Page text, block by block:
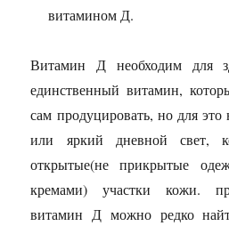
витамином Д.
Витамин Д необходим для
единственный витамин,
сам продуцировать, но для
или яркий дневной свет,
открытые(не прикрытые
кремами) участки кожи.
витамин Д можно редко